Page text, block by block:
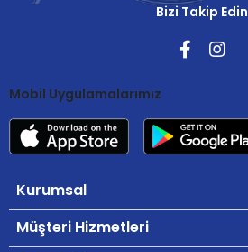
Bizi Takip Edin
Mobil Uygulamalarımız
Kurumsal
Müşteri Hizmetleri